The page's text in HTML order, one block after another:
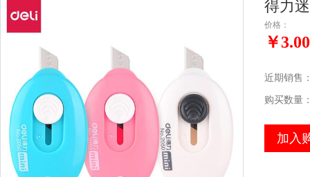
得力
价格：
￥3.00
近期销售
购买数量
加入